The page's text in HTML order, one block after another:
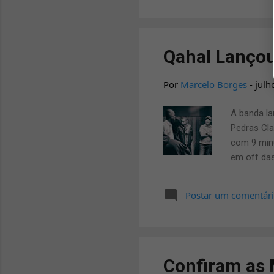
Qahal
Por Marcelo Borges -
A banda
Pedras
com 9
em off
Postar um
Confiram as